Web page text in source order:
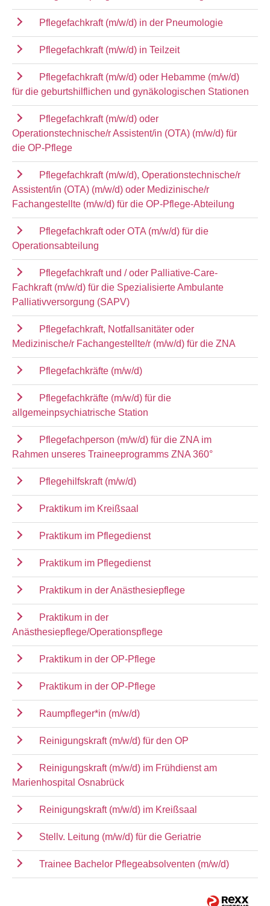
Pflegefachkraft (m/w/d) in der Pneumologie
Pflegefachkraft (m/w/d) in Teilzeit
Pflegefachkraft (m/w/d) oder Hebamme (m/w/d)
für die geburtshilflichen und gynäkologischen Stationen
Pflegefachkraft (m/w/d) oder
Operationstechnische/r Assistent/in (OTA) (m/w/d) für
die OP-Pflege
Pflegefachkraft (m/w/d), Operationstechnische/r
Assistent/in (OTA) (m/w/d) oder Medizinische/r
Fachangestellte (m/w/d) für die OP-Pflege-Abteilung
Pflegefachkraft oder OTA (m/w/d) für die
Operationsabteilung
Pflegefachkraft und / oder Palliative-Care-
Fachkraft (m/w/d) für die Spezialisierte Ambulante
Palliativversorgung (SAPV)
Pflegefachkraft, Notfallsanitäter oder
Medizinische/r Fachangestellte/r (m/w/d) für die ZNA
Pflegefachkräfte (m/w/d)
Pflegefachkräfte (m/w/d) für die
allgemeinpsychiatrische Station
Pflegefachperson (m/w/d) für die ZNA im
Rahmen unseres Traineeprogramms ZNA 360°
Pflegehilfskraft (m/w/d)
Praktikum im Kreißsaal
Praktikum im Pflegedienst
Praktikum im Pflegedienst
Praktikum in der Anästhesiepflege
Praktikum in der
Anästhesiepflege/Operationspflege
Praktikum in der OP-Pflege
Praktikum in der OP-Pflege
Raumpfleger*in (m/w/d)
Reinigungskraft (m/w/d) für den OP
Reinigungskraft (m/w/d) im Frühdienst am
Marienhospital Osnabrück
Reinigungskraft (m/w/d) im Kreißsaal
Stellv. Leitung (m/w/d) für die Geriatrie
Trainee Bachelor Pflegeabsolventen (m/w/d)